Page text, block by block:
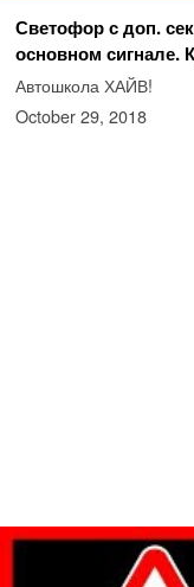
Светофор с доп.
основном сигнале.
Автошкола ХАЙВ!
October 29, 2018